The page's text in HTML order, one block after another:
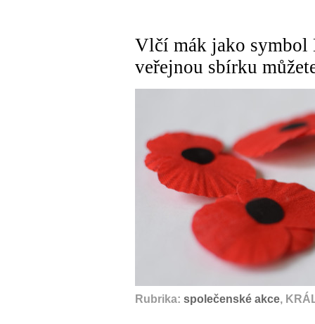
Vlčí mák jako symbol
veřejnou sbírku
Rubrika: společenské akce,